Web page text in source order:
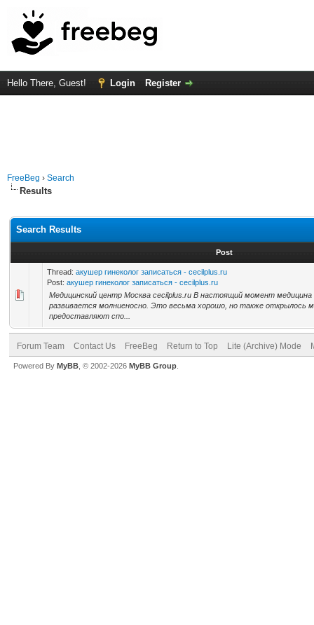
Hello There, Guest! Login Register
FreeBeg › Search
Results
Search Results
Post
Thread: акушер гинеколог записаться - cecilplus.ru
Post: акушер гинеколог записаться - cecilplus.ru
Медицинский центр Москва cecilplus.ru В настоящий момент медицина
развивается молниеносно. Это весьма хорошо, но также открылось
предоставляют спо...
Forum Team Contact Us FreeBeg Return to Top Lite (Archive) Mode
Powered By MyBB , © 2002-2026 MyBB Group